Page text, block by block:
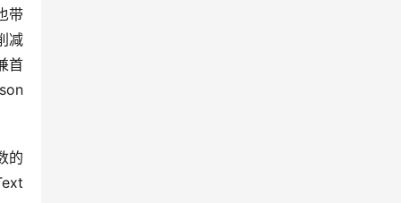
带
减
首
的